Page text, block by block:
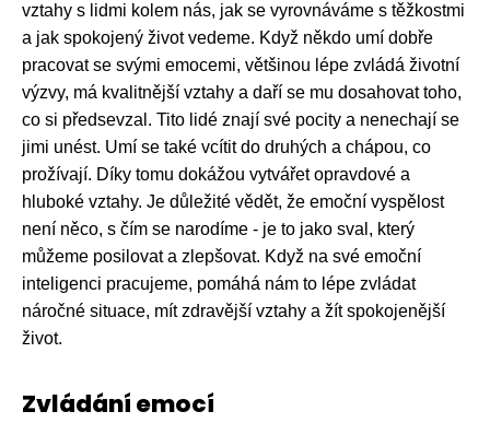
vztahy s lidmi kolem nás, jak se vyrovnáváme s těžkostmi
a jak spokojený život vedeme. Když někdo umí dobře
pracovat se svými emocemi, většinou lépe zvládá životní
výzvy, má kvalitnější vztahy a daří se mu dosahovat toho,
co si předsevzal. Tito lidé znají své pocity a nenechají se
jimi unést. Umí se také vcítit do druhých a chápou, co
prožívají. Díky tomu dokážou vytvářet opravdové a
hluboké vztahy. Je důležité vědět, že emoční vyspělost
není něco, s čím se narodíme - je to jako sval, který
můžeme posilovat a zlepšovat. Když na své emoční
inteligenci pracujeme, pomáhá nám to lépe zvládat
náročné situace, mít zdravější vztahy a žít spokojenější
život.
Zvládání emocí